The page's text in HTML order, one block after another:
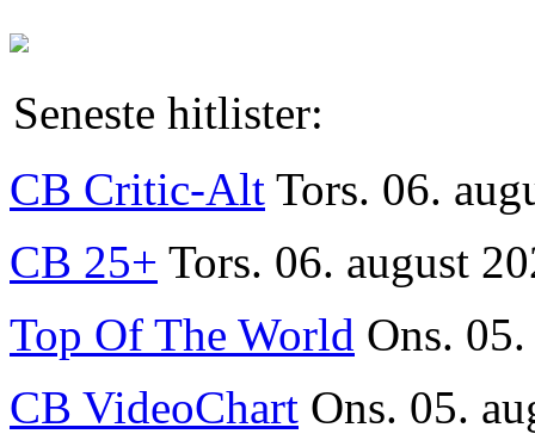
Seneste hitlister:
CB Critic-Alt Tors. 06.
CB 25+ Tors. 06. august
Top Of The World Ons.
CB VideoChart Ons. 05.